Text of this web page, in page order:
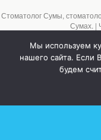
Стоматолог Сумы,
Сумах. |
Мы используем
нашего сайта. Если
будем